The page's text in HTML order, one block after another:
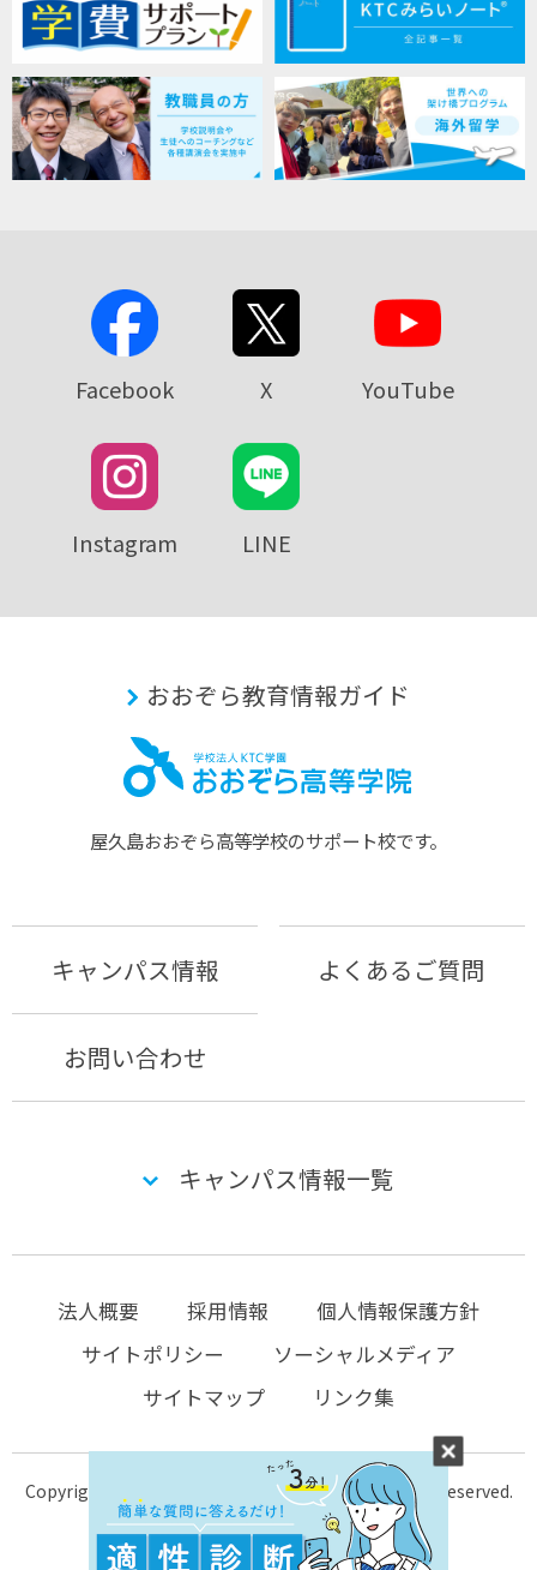
Facebook X YouTube
Instagram LINE
おおぞら教育情報ガイド
屋久島おおぞら⾼等学校のサポート校です。
キャンパス情報 よくあるご質問
お問い合わせ
キャンパス情報一覧
法人概要 採用情報
個人情報保護方針
サイトポリシー
ソーシャルメディア
サイトマップ
リンク集
Copyright © 2004-2026 KTC-school.com All Rights Reserved.